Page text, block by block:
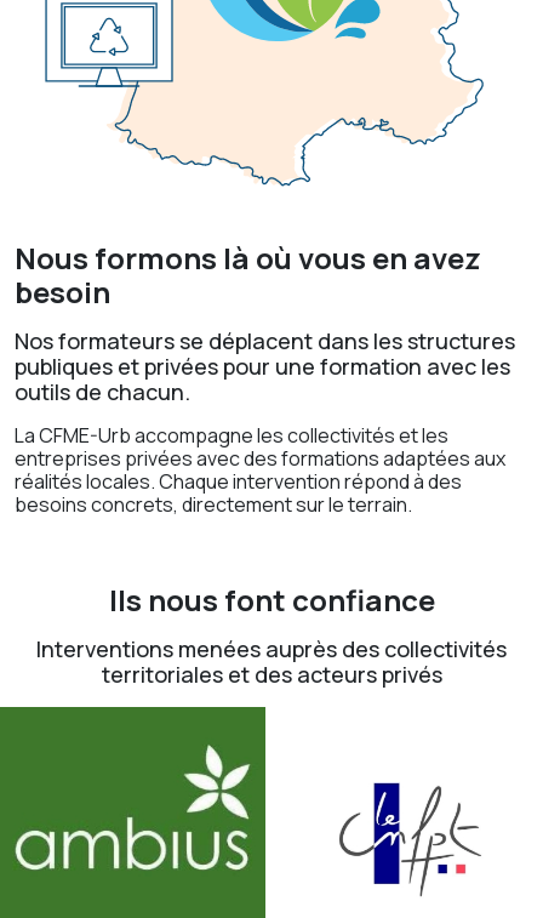
Nous formons là où vous en avez
besoin
Nos formateurs se déplacent dans les structures
publiques et privées pour une formation avec les
outils de chacun.
La CFME-Urb accompagne les collectivités et les
entreprises privées avec des formations adaptées aux
réalités locales. Chaque intervention répond à des
besoins concrets, directement sur le terrain.
Ils nous font confiance
Interventions menées auprès des collectivités
territoriales et des acteurs privés